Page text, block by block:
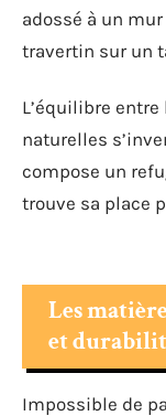
adossé à un
travertin sur un
L’équilibre
naturelles
compose un
trouve sa place
Les
et
Impossible de